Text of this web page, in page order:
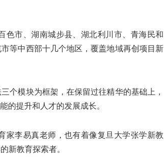
色市、湖南城步县、湖北利川市、青海民和
等中西部十几个地区，覆盖地域再创项目新
个模块为框架，在保留过往精华的基础上，
的提升和人才的发展成长。
家李易真老师，也有着像复旦大学张学新教
新教育探索者。